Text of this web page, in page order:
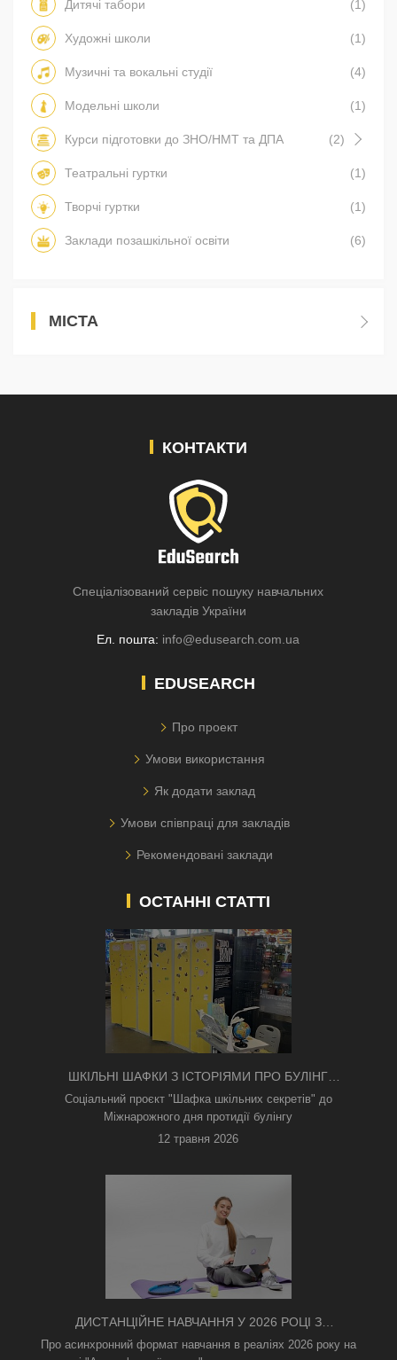
Дитячі табори (1)
Художні школи (1)
Музичні та вокальні студії (4)
Модельні школи (1)
Курси підготовки до ЗНО/НМТ та ДПА (2)
Театральні гуртки (1)
Творчі гуртки (1)
Заклади позашкільної освіти (6)
МІСТА
КОНТАКТИ
Спеціалізований сервіс пошуку навчальних
закладів України
Ел. пошта: info@edusearch.com.ua
EDUSEARCH
Про проект
Умови використання
Як додати заклад
Умови співпраці для закладів
Рекомендовані заклади
ОСТАННІ СТАТТІ
ШКІЛЬНІ ШАФКИ З ІСТОРІЯМИ ПРО БУЛІНГ
З'ЯВИЛИСЯ В КИЄВІ
Соціальний проєкт "Шафка шкільних секретів" до
Міжнарожного дня протидії булінгу
12 травня 2026
ДИСТАНЦІЙНЕ НАВЧАННЯ У 2026 РОЦІ З
ТРИВОГАМИ ТА БЕЗ СВІТЛА: ЯК АСИНХРОННИЙ
Про асинхронний формат навчання в реаліях 2026 року на